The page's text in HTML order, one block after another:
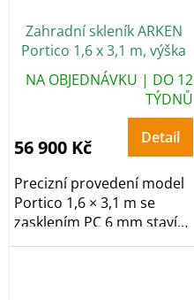
Zahradní skleník ARKEN
Portico 1,6 x 3,1 m, výška
248 cm, PC 6 mm
NA OBJEDNÁVKU | DO 12
TÝDNŮ
56 900 Kč Detail
Precizní provedení model
Portico 1,6 × 3,1 m se
zasklením PC 6 mm staví
na přístěnnou...